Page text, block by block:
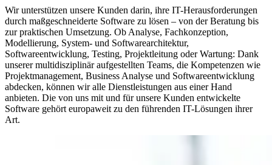
Wir unterstützen unsere Kunden darin, ihre IT-Herausforderungen
durch maßgeschneiderte Software zu lösen – von der Beratung bis
zur praktischen Umsetzung. Ob Analyse, Fachkonzeption,
Modellierung, System- und Softwarearchitektur,
Softwareentwicklung, Testing, Projektleitung oder Wartung: Dank
unserer multidisziplinär aufgestellten Teams, die Kompetenzen wie
Projektmanagement, Business Analyse und Softwareentwicklung
abdecken, können wir alle Dienstleistungen aus einer Hand
anbieten. Die von uns mit und für unsere Kunden entwickelte
Software gehört europaweit zu den führenden IT-Lösungen ihrer
Art.